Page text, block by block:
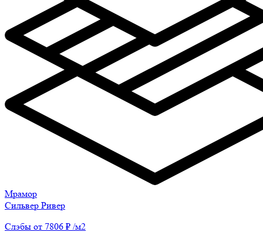
Мрамор
Сильвер Ривер
Слэбы от 7806 ₽ /м2